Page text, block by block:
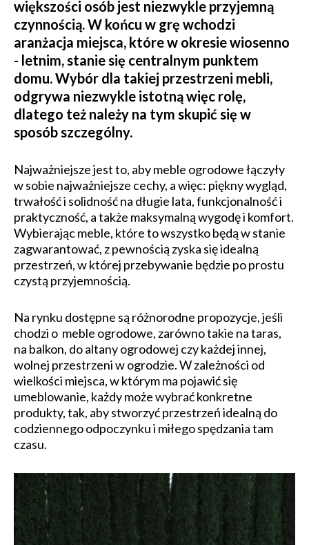
większości osób jest niezwykle przyjemną
czynnością. W końcu w grę wchodzi
aranżacja miejsca, które w okresie wiosenno
- letnim, stanie się centralnym punktem
domu. Wybór dla takiej przestrzeni mebli,
odgrywa niezwykle istotną więc rolę,
dlatego też należy na tym skupić się w
sposób szczególny.
Najważniejsze jest to, aby meble ogrodowe łączyły
w sobie najważniejsze cechy, a więc: piękny wygląd,
trwałość i solidność na długie lata, funkcjonalność i
praktyczność, a także maksymalną wygodę i komfort.
Wybierając meble, które to wszystko będą w stanie
zagwarantować, z pewnością zyska się idealną
przestrzeń, w której przebywanie będzie po prostu
czystą przyjemnością.
Na rynku dostępne są różnorodne propozycje, jeśli
chodzi o meble ogrodowe, zarówno takie na taras,
na balkon, do altany ogrodowej czy każdej innej,
wolnej przestrzeni w ogrodzie. W zależności od
wielkości miejsca, w którym ma pojawić się
umeblowanie, każdy może wybrać konkretne
produkty, tak, aby stworzyć przestrzeń idealną do
codziennego odpoczynku i miłego spędzania tam
czasu.